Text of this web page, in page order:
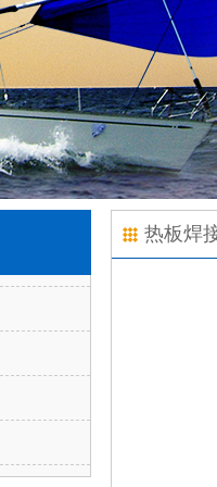
热板焊